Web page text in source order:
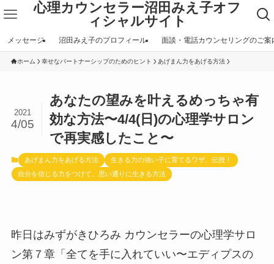
心理カウンセラー沼田みえ子オフ
ィシャルサイト
メッセージ 沼田みえ子のプロフィール 面談・電話カウンセリングのご案
ホーム 幸せなパートナーシップのためのヒント あげまん力をあげる方法
あなたの望みを叶えるめっちゃ有
効な方法〜4/4(日)の心理学サロン
で再実感したこと〜
2021
4/05
あげまん力をあげる方法
生きる力の強い子に育てるワザ、伝授！
自分を信じる力をつけて、思い通りに生きる方法
昨日はみずがきひろみ カウンセラーの心理学サロ
ン第７章「全てを手に入れていい〜エディプスの